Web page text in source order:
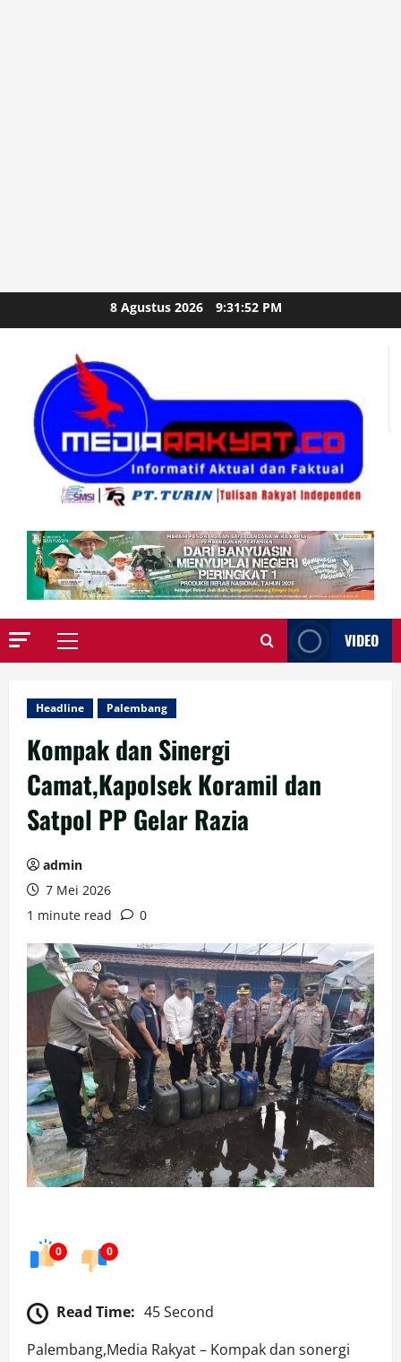
to
8 Agustus 2026 9:31:53 PM
Primary
VIDEO
Headline Palembang
Kompak dan Sinergi
Camat,Kapolsek Koramil dan
Satpol PP Gelar Razia
admin
7 Mei 2026
1 minute read
0
0 0
Read Time: 45 Second
Palembang,Media Rakyat – Kompak dan sonergi